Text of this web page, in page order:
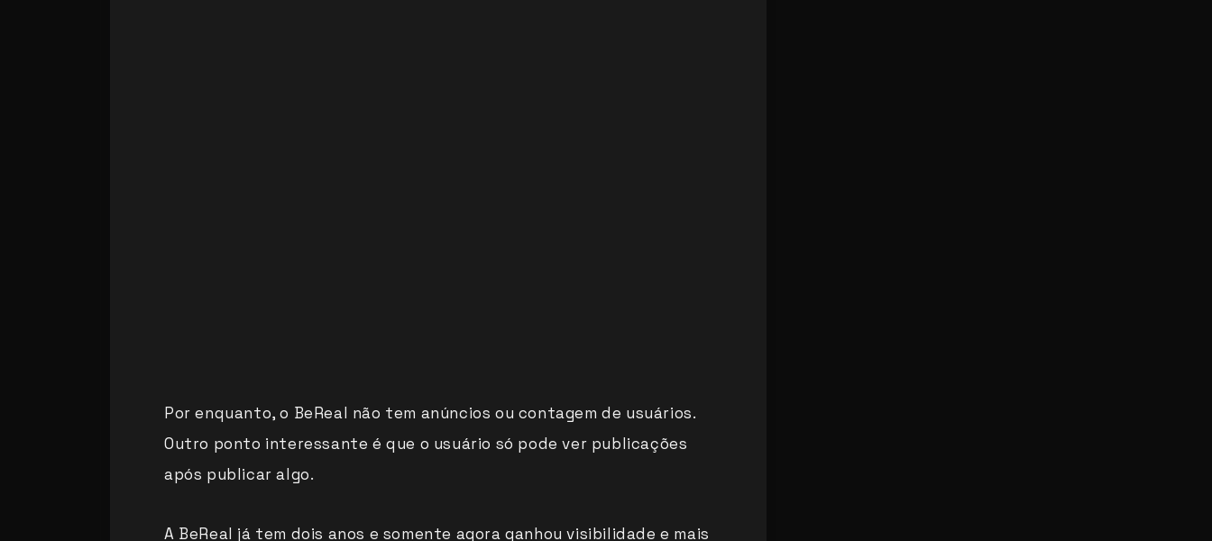
Por enquanto, o BeReal não tem anúncios ou contagem de usuários.
Outro ponto interessante é que o usuário só pode ver publicações
após publicar algo.
A BeReal já tem dois anos e somente agora ganhou visibilidade e mais